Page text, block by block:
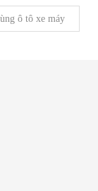
ô tô xe máy